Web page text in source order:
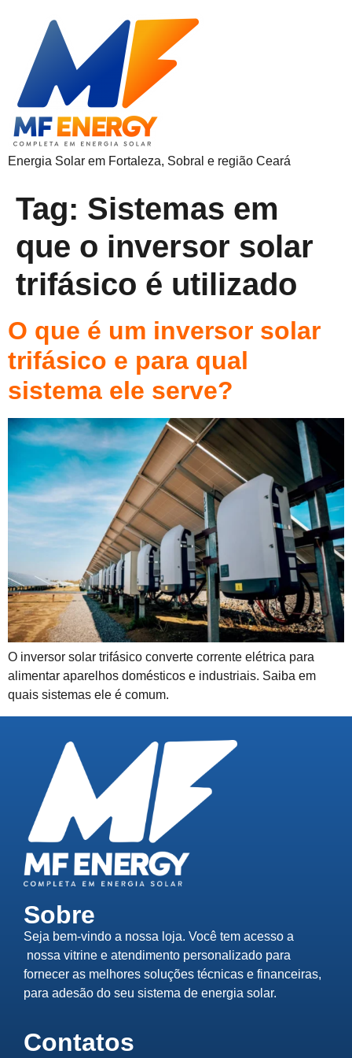
Energia Solar em Fortaleza, Sobral e região Ceará
Tag: Sistemas em
que o inversor solar
trifásico é utilizado
O que é um inversor solar
trifásico e para qual
sistema ele serve?
O inversor solar trifásico converte corrente elétrica para
alimentar aparelhos domésticos e industriais. Saiba em
quais sistemas ele é comum.
Sobre
Seja bem-vindo a nossa loja. Você tem acesso a
nossa vitrine e atendimento personalizado para
fornecer as melhores soluções técnicas e financeiras,
para adesão do seu sistema de energia solar.
Contatos